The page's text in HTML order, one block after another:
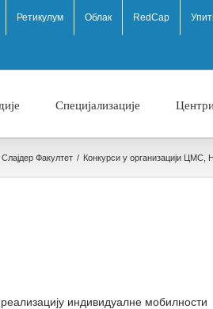
Ретикулум Облак RedCap
Специјализације
Слајдер Факултет / Конкурси у организацији ЦМС
индивидуалне мобилности